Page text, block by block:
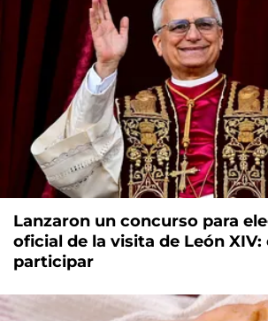
Lanzaron un concurso para
oficial de la visita de León
participar